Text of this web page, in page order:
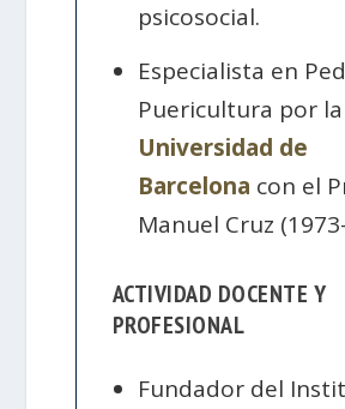
psicosocial.
Especialista en
Puericultura por la
Universidad de
Barcelona con el
Manuel Cruz
ACTIVIDAD DOCENTE Y
PROFESIONAL
Fundador del